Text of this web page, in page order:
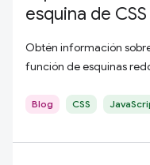
esquina de
Obtén información
función de esquinas
Blog CSS